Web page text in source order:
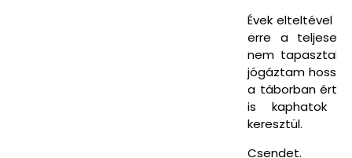
Évek elteltével
erre a teljesen
nem tapasztalt
jógáztam
a táborban
is kaphatok a
keresztül.
Csendet.